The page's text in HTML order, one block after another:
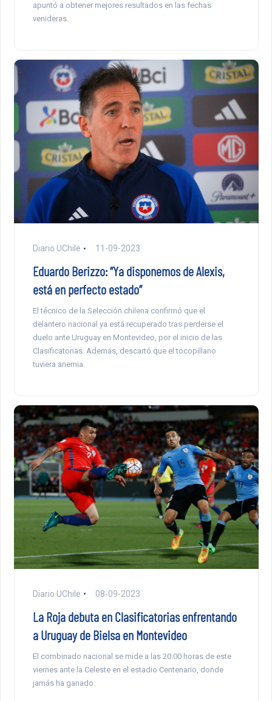
apuntó a obtener mejores resultados en las fechas
venideras.
Diario UChile 11-09-2023
Eduardo Berizzo: “Ya disponemos de Alexis,
está en perfecto estado”
El técnico de la Selección chilena confirmó que el
delantero nacional ya está recuperado tras perderse el
duelo ante Uruguay en Montevideo, por el inicio de las
Clasificatorias. Además, descartó que el tocopillano
tuviera anemia.
Diario UChile 08-09-2023
La Roja debuta en Clasificatorias enfrentando
a Uruguay de Bielsa en Montevideo
El combinado nacional se mide a las 20:00 horas de este
viernes ante la Celeste en el estadio Centenario, donde
jamás ha ganado.